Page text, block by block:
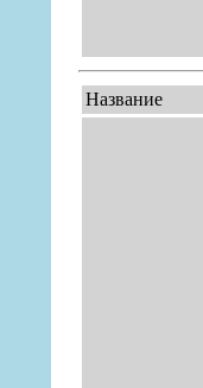
Название